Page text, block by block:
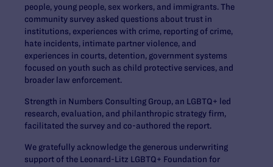
people, young people, sex workers, and immigrants. The
community survey asked questions about trust in
institutions, experiences with crime, reporting of crime,
hate incidents, intimate partner violence, and
experiences in courts, detention, government systems
focused on youth such as child protective services, and
broader law enforcement.
Strength in Numbers Consulting Group, an LGBTQ+ led
research, evaluation, and philanthropic strategy firm,
facilitated the survey and co-authored the report.
We gratefully acknowledge the generous underwriting
support of the Leonard-Litz LGBTQ+ Foundation for